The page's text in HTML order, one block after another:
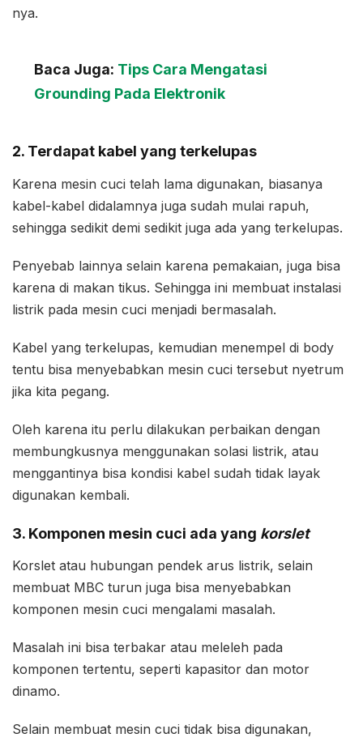
nya.
Baca Juga: Tips Cara Mengatasi
Grounding Pada Elektronik
2. Terdapat kabel yang terkelupas
Karena mesin cuci telah lama digunakan, biasanya
kabel-kabel didalamnya juga sudah mulai rapuh,
sehingga sedikit demi sedikit juga ada yang terkelupas.
Penyebab lainnya selain karena pemakaian, juga bisa
karena di makan tikus. Sehingga ini membuat instalasi
listrik pada mesin cuci menjadi bermasalah.
Kabel yang terkelupas, kemudian menempel di body
tentu bisa menyebabkan mesin cuci tersebut nyetrum
jika kita pegang.
Oleh karena itu perlu dilakukan perbaikan dengan
membungkusnya menggunakan solasi listrik, atau
menggantinya bisa kondisi kabel sudah tidak layak
digunakan kembali.
3. Komponen mesin cuci ada yang korslet
Korslet atau hubungan pendek arus listrik, selain
membuat MBC turun juga bisa menyebabkan
komponen mesin cuci mengalami masalah.
Masalah ini bisa terbakar atau meleleh pada
komponen tertentu, seperti kapasitor dan motor
dinamo.
Selain membuat mesin cuci tidak bisa digunakan,